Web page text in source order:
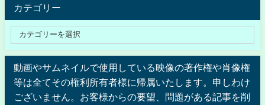
カテゴリー
動画やサムネイルで使用している映像の著作権や肖像権
等は全てその権利所有者様に帰属いたします。申しわけ
ございません。お客様からの要望、問題がある記事を削